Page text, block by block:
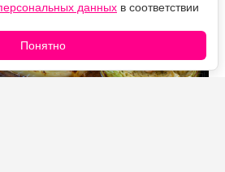
данных в соответствии
Понятно